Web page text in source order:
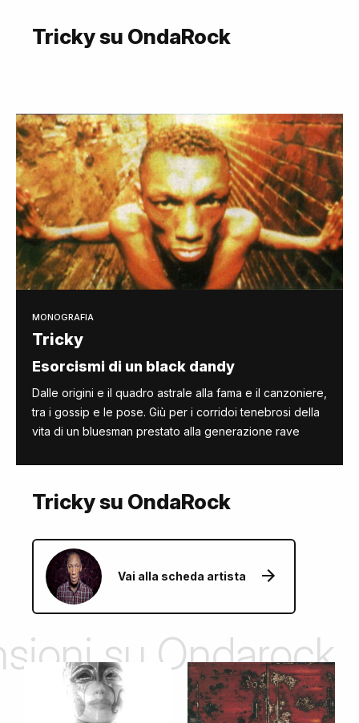
Tricky su OndaRock
MONOGRAFIA
Tricky
Esorcismi di un black dandy
Dalle origini e il quadro astrale alla fama e il canzoniere,
tra i gossip e le pose. Giù per i corridoi tenebrosi della
vita di un bluesman prestato alla generazione rave
Tricky su OndaRock
Vai alla scheda artista
su Ondarock